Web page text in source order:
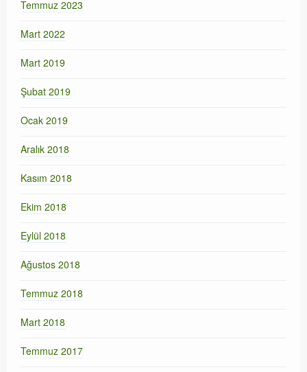
Temmuz 2023
Mart 2022
Mart 2019
Şubat 2019
Ocak 2019
Aralık 2018
Kasım 2018
Ekim 2018
Eylül 2018
Ağustos 2018
Temmuz 2018
Mart 2018
Temmuz 2017